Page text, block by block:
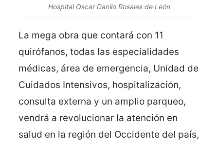
Hospital Oscar Danilo Rosales de León
La mega obra que contará con 11
quirófanos, todas las especialidades
médicas, área de emergencia, Unidad de
Cuidados Intensivos, hospitalización,
consulta externa y un amplio parqueo,
vendrá a revolucionar la atención en
salud en la región del Occidente del país,